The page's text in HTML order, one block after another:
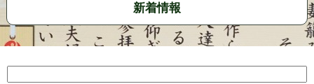
新着情報